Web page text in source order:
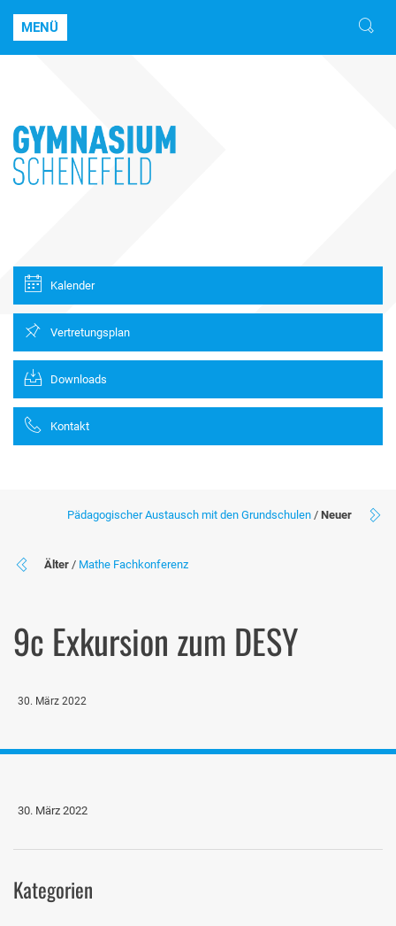
MENÜ
Kalender
Vertretungsplan
Downloads
Kontakt
Pädagogischer Austausch mit den Grundschulen / Neuer
Älter / Mathe Fachkonferenz
9c Exkursion zum DESY
30. März 2022
30. März 2022
Kategorien